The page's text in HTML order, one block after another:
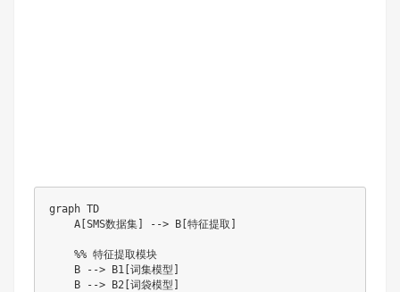
graph TD
    A[SMS数据集] --> B[特征提取]
    %% 特征提取模块
    B --> B1[词集模型]
    B --> B2[词袋模型]